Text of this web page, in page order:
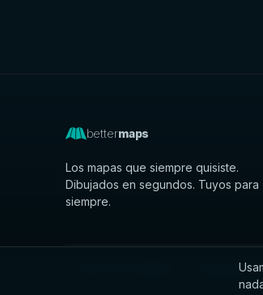
bettermaps
Los mapas que siempre quisiste.
Dibujados en segundos. Tuyos para
siempre.
© 2026 BETTERMAPS · DIBUJADO